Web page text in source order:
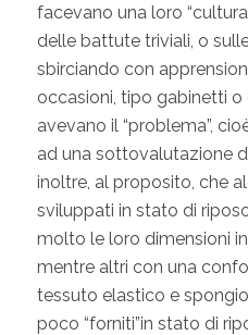
facevano una loro
delle battute triviali, o
sbirciando con
occasioni, tipo gabinetti
avevano il “problema”,
ad una sottovalutazione
inoltre, al proposito, che
sviluppati in stato di
molto le loro dimensioni
mentre altri con una
tessuto elastico e
poco “forniti”in stato di